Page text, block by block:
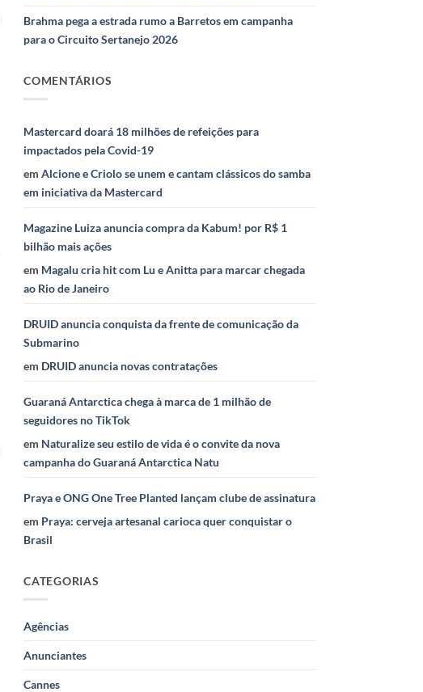
Brahma pega a estrada rumo a Barretos em campanha
para o Circuito Sertanejo 2026
COMENTÁRIOS
Mastercard doará 18 milhões de refeições para
impactados pela Covid-19
emAlcione e Criolo se unem e cantam clássicos do samba
em iniciativa da Mastercard
Magazine Luiza anuncia compra da Kabum! por R$ 1
bilhão mais ações
em Magalu cria hit com Lu e Anitta para marcar chegada
ao Rio de Janeiro
DRUID anuncia conquista da frente de comunicação da
Submarino
em DRUID anuncia novas contratações
Guaraná Antarctica chega à marca de 1 milhão de
seguidores no TikTok
em Naturalize seu estilo de vida é o convite da nova
campanha do Guaraná Antarctica Natu
Praya e ONG One Tree Planted lançam clube de assinatura
em Praya: cerveja artesanal carioca quer conquistar o
Brasil
CATEGORIAS
Agências
Anunciantes
Cannes